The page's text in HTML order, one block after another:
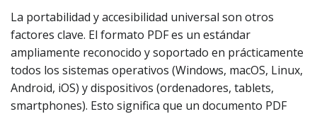
La portabilidad y accesibilidad universal son otros
factores clave. El formato PDF es un estándar
ampliamente reconocido y soportado en prácticamente
todos los sistemas operativos (Windows, macOS, Linux,
Android, iOS) y dispositivos (ordenadores, tablets,
smartphones). Esto significa que un documento PDF